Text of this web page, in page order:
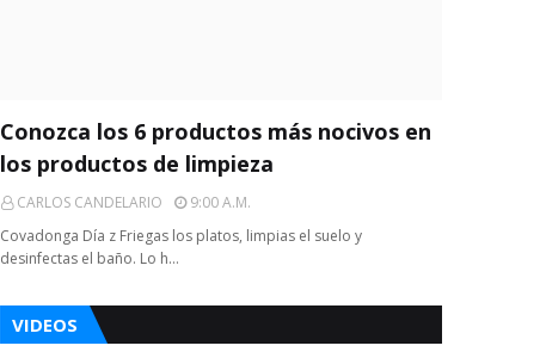
Conozca los 6 productos más nocivos en
los productos de limpieza
CARLOS CANDELARIO
9:00 A.m.
Covadonga Día z Friegas los platos, limpias el suelo y
desinfectas el baño. Lo h…
VIDEOS